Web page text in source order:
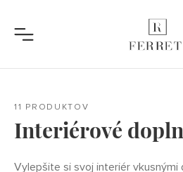
Menu
11 PRODUKTOV
Interiérové
Vylepšite si svoj interiér vkusnými